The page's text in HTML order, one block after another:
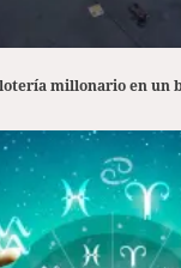
millonario en un